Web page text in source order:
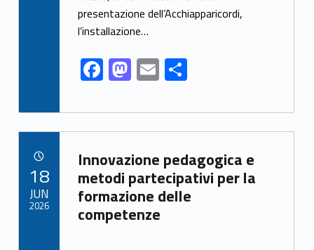
o
k
n
presentazione dell’Acchiapparicordi,
l’installazione…
F
ac
e
b
o
o
k
M
as
to
d
o
n
E
m
ai
l
S
h
ar
e
Link identifier archive #link-archive-30692
Innovazione pedagogica e
metodi partecipativi per la
formazione delle
competenze
18
JUN
2026